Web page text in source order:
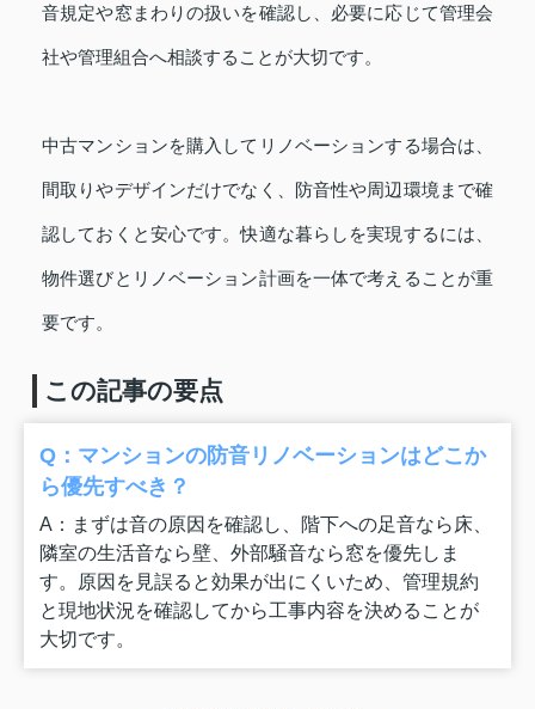
音規定や窓まわりの扱いを確認し、必要に応じて管理会
社や管理組合へ相談することが大切です。
中古マンションを購入してリノベーションする場合は、
間取りやデザインだけでなく、防音性や周辺環境まで確
認しておくと安心です。快適な暮らしを実現するには、
物件選びとリノベーション計画を一体で考えることが重
要です。
この記事の要点
Q：マンションの防音リノベーションはどこか
ら優先すべき？
A：まずは音の原因を確認し、階下への足音なら床、
隣室の生活音なら壁、外部騒音なら窓を優先しま
す。原因を見誤ると効果が出にくいため、管理規約
と現地状況を確認してから工事内容を決めることが
大切です。